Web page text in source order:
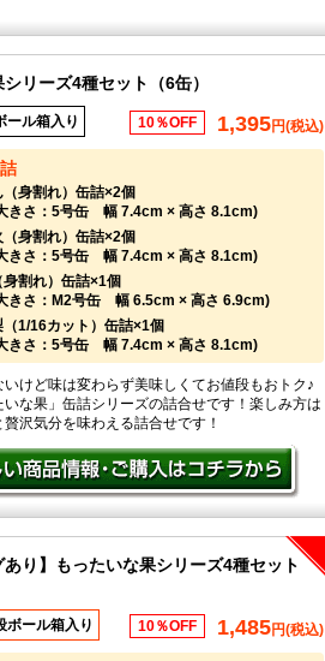
リーズ4種セット（6缶）
ール箱入り 10％OFF 1,395円(税込)
身割れ）缶詰×2個
きさ：5号缶 幅 7.4cm × 高さ 8.1cm)
身割れ）缶詰×2個
きさ：5号缶 幅 7.4cm × 高さ 8.1cm)
割れ）缶詰×1個
きさ：M2号缶 幅 6.5cm × 高さ 6.9cm)
（1/16カット）缶詰×1個
きさ：5号缶 幅 7.4cm × 高さ 8.1cm)
けど味は変わらず美味しくてお値段もおトク♪
な果」缶詰シリーズの詰合せです！楽しみ方は
沢気分を味わえる詰合せです！
あり】もったいな果シリーズ4種セット
ボール箱入り 10％OFF 1,485円(税込)